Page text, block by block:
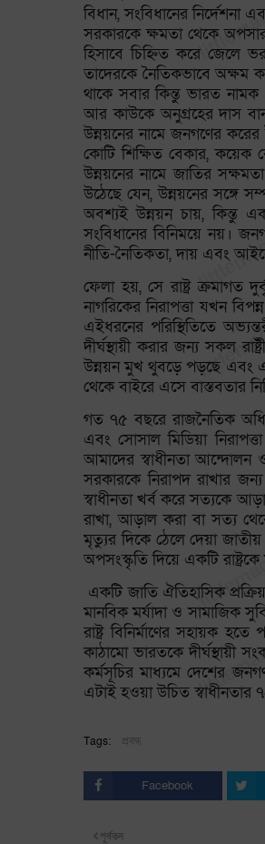
বিধান, সংবিধানের
সরকারকে ক্ষমতা থেকে
হিসাবে চিহ্নিত করে জেলে
তাদেরকে নৈতিকভাবে অক্ষম
থাকে সবার কিন্তু ভারত
আর কাউকে অনুগ্রহের দাস
উন্নয়নের নামে জনগণের করের
কোটি শিক্ষিত বেকার, কয়েক
উন্নয়নের নামে জাতির
উঠেছে যেন, উন্নয়নের সঙ্গে
অবশ্যই উন্নয়ন চায়, কিন্তু
সংবিধানের বিনিময়ে নয়।
নীতি-নৈতিকতা, দায় এবং
ফেলা হয়, সে রাষ্ট্র ক্রমাগত
নাগরিকের নিরাপত্তা যখন
এইধরনের পরিস্থিতিতে
দীর্ঘস্থায়ী করার জন্য সকল
উন্নয়ন মুখ থুবড়ে পড়ছে এবং
থেকে বাইরে এসে বাস্তবতার
গত ৭৫ বছরে রাজনৈতিক
এবং সোসাল মিডিয়া
আমাদের স্বাধীনতা আন্দোলন ও
সরকারকে নিরাপদ রাখার জন্য
স্বাধীনতা খর্ব করে সত্যকে
রাখা, আড়াল করা বা সত্য
মৃত্যুর দিকে ঠেলে দেয়া জাতীয়
অপসংস্কৃতি দিয়ে একটি
একটি জাতি ঐতিহাসিক
মানবিক মর্যাদা ও সামাজিক
রাষ্ট্র বিনির্মাণের সহায়ক
কাঠামো ভারতকে দীর্ঘস্থায়ী
কর্মসূচির মাধ্যমে দেশের
এটাই হওয়া উচিত স্বাধীনতার
Tags: প্রবন্ধ
Facebook
পূর্বতন